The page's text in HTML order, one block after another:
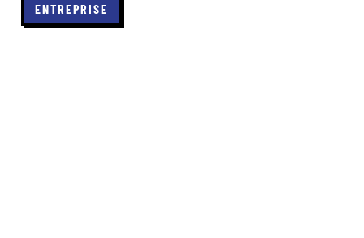
ENTREPRISE